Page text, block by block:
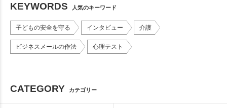
KEYWORDS 人気のキーワード
子どもの安全を守る インタビュー 介護
ビジネスメールの作法 心理テスト
CATEGORY カテゴリー